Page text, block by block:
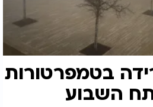
בטמפרטורות
השבוע